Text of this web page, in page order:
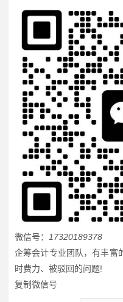
微信号：
17320189378
企筹会计专业团队，有丰富
时费力、被驳回的问题!
复制微信号